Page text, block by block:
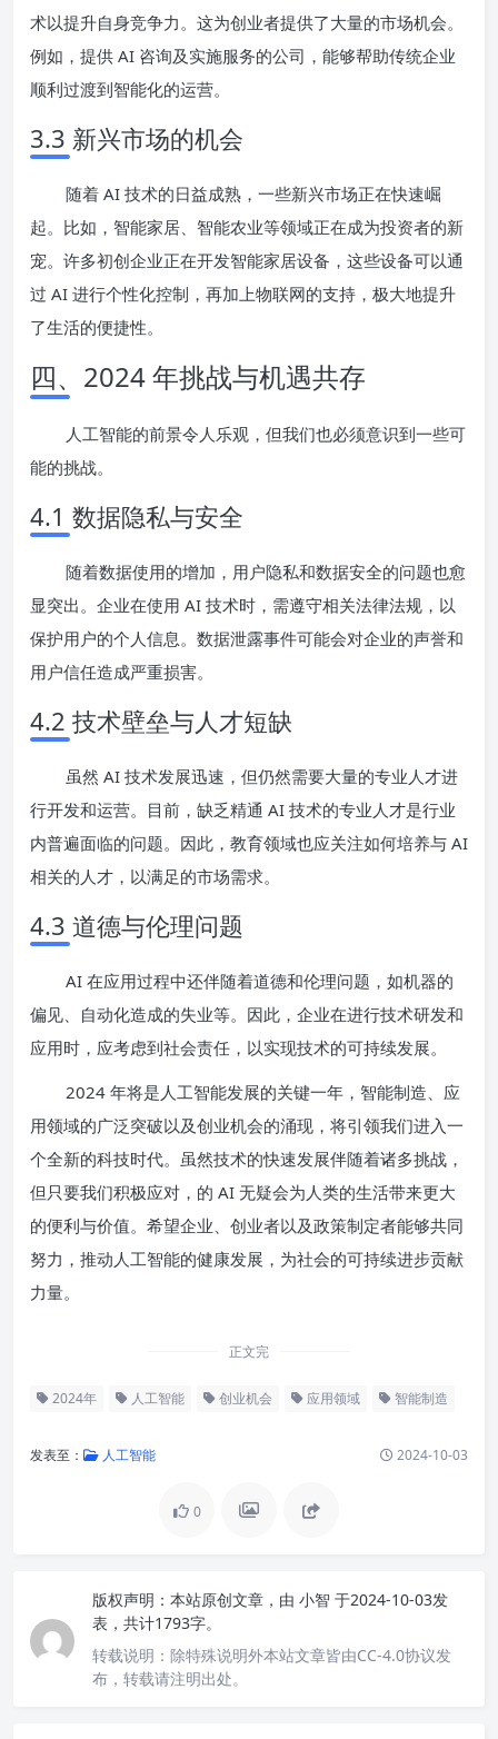
术以提升自身竞争力。这为创业者提供了大量的市场机会。
例如，提供 AI 咨询及实施服务的公司，能够帮助传统企业
顺利过渡到智能化的运营。
3.3 新兴市场的机会
随着 AI 技术的日益成熟，一些新兴市场正在快速崛
起。比如，智能家居、智能农业等领域正在成为投资者的新
宠。许多初创企业正在开发智能家居设备，这些设备可以通
过 AI 进行个性化控制，再加上物联网的支持，极大地提升
了生活的便捷性。
四、2024 年挑战与机遇共存
人工智能的前景令人乐观，但我们也必须意识到一些可
能的挑战。
4.1 数据隐私与安全
随着数据使用的增加，用户隐私和数据安全的问题也愈
显突出。企业在使用 AI 技术时，需遵守相关法律法规，以
保护用户的个人信息。数据泄露事件可能会对企业的声誉和
用户信任造成严重损害。
4.2 技术壁垒与人才短缺
虽然 AI 技术发展迅速，但仍然需要大量的专业人才进
行开发和运营。目前，缺乏精通 AI 技术的专业人才是行业
内普遍面临的问题。因此，教育领域也应关注如何培养与 AI
相关的人才，以满足的市场需求。
4.3 道德与伦理问题
AI 在应用过程中还伴随着道德和伦理问题，如机器的
偏见、自动化造成的失业等。因此，企业在进行技术研发和
应用时，应考虑到社会责任，以实现技术的可持续发展。
2024 年将是人工智能发展的关键一年，智能制造、应
用领域的广泛突破以及创业机会的涌现，将引领我们进入一
个全新的科技时代。虽然技术的快速发展伴随着诸多挑战，
但只要我们积极应对，的 AI 无疑会为人类的生活带来更大
的便利与价值。希望企业、创业者以及政策制定者能够共同
努力，推动人工智能的健康发展，为社会的可持续进步贡献
力量。
正文完
2024年 人工智能 创业机会 应用领域 智能制造
发表至： 人工智能 2024-10-03
0
版权声明： 本站原创文章，由 小智 于2024-10-03发
表，共计1793字。
转载说明： 除特殊说明外本站文章皆由CC-4.0协议发
布，转载请注明出处。